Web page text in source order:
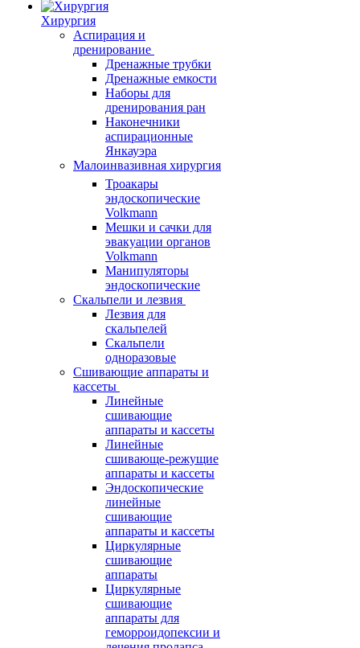
Хирургия
Аспирация и
дренирование
Дренажные трубки
Дренажные емкости
Наборы для
дренирования ран
Наконечники
аспирационные
Янкауэра
Малоинвазивная хирургия
Троакары
эндоскопические
Volkmann
Мешки и сачки для
эвакуации органов
Volkmann
Манипуляторы
эндоскопические
Скальпели и лезвия
Лезвия для
скальпелей
Скальпели
одноразовые
Сшивающие аппараты и
кассеты
Линейные
сшивающие
аппараты и кассеты
Линейные
сшивающе-режущие
аппараты и кассеты
Эндоскопические
линейные
сшивающие
аппараты и кассеты
Циркулярные
сшивающие
аппараты
Циркулярные
сшивающие
аппараты для
геморроидопексии и